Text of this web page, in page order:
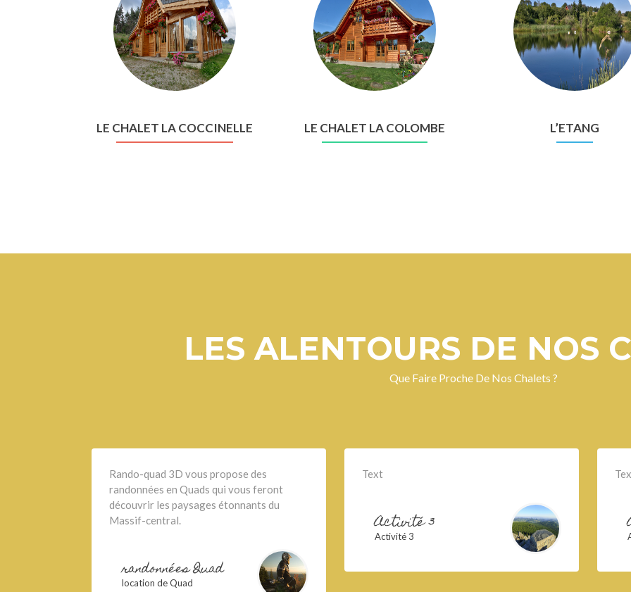
LE CHALET LA COCCINELLE LE CHALET LA COLOMBE L’ETANG
LES ALENTOURS DE NOS
Que Faire Proche De Nos Chalets ?
Rando-quad 3D vous propose des
randonnées en Quads qui vous feront
découvrir les paysages étonnants du
Massif-central.
randonnées Quad
location de Quad
Text
Activité 3
Activité 3